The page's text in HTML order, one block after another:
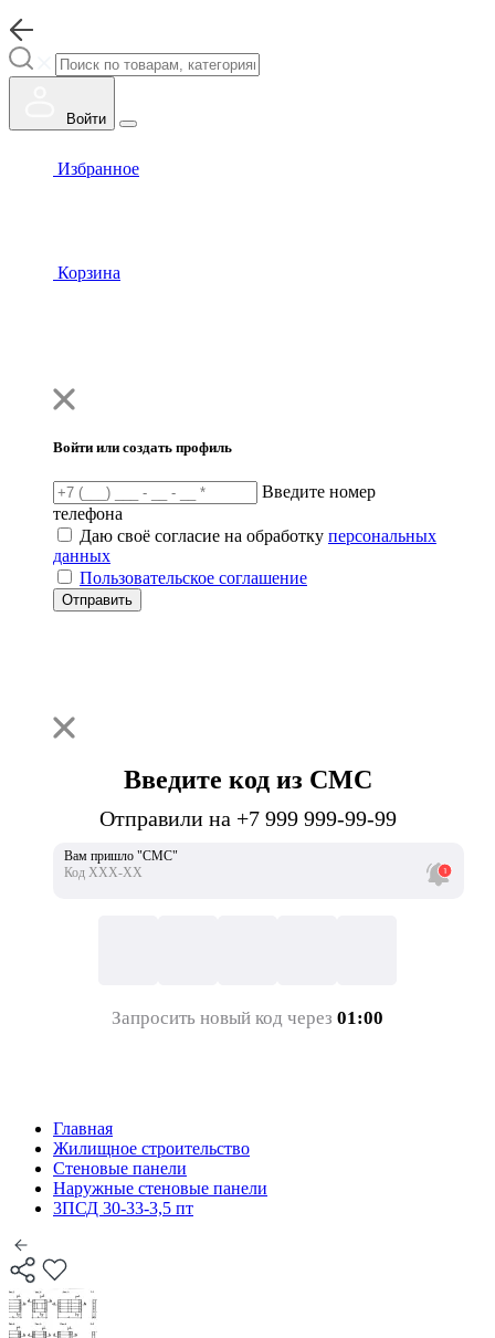
Войти
Избранное
Корзина
Войти или создать профиль
Введите номер
телефона
Даю своё согласие на обработку персональных
данных
Пользовательское соглашение
Отправить
Введите код из СМС
Отправили на +7 999 999-99-99
Вам пришло "СМС"
Код ХХХ-ХХ
Запросить новый код через 01:00
Главная
Жилищное строительство
Стеновые панели
Наружные стеновые панели
3ПСД 30-33-3,5 пт